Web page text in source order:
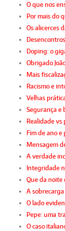
O que nos
Por mais do
Os alicerces
Doping: o
Obrigado
Mais
Racismo e
Velhas
Segurança e
Realidade
Fim de ano
Mensagem
A verdade
Integridade
Que da noite
A
O lado
Pepe: uma
O caso